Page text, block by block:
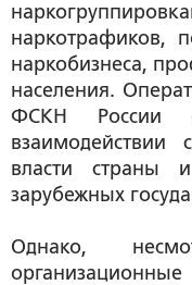
наркотрафиков,
наркобизнеса,
населения.
ФСКН России
взаимодействии
власти страны
зарубежных
Однако,